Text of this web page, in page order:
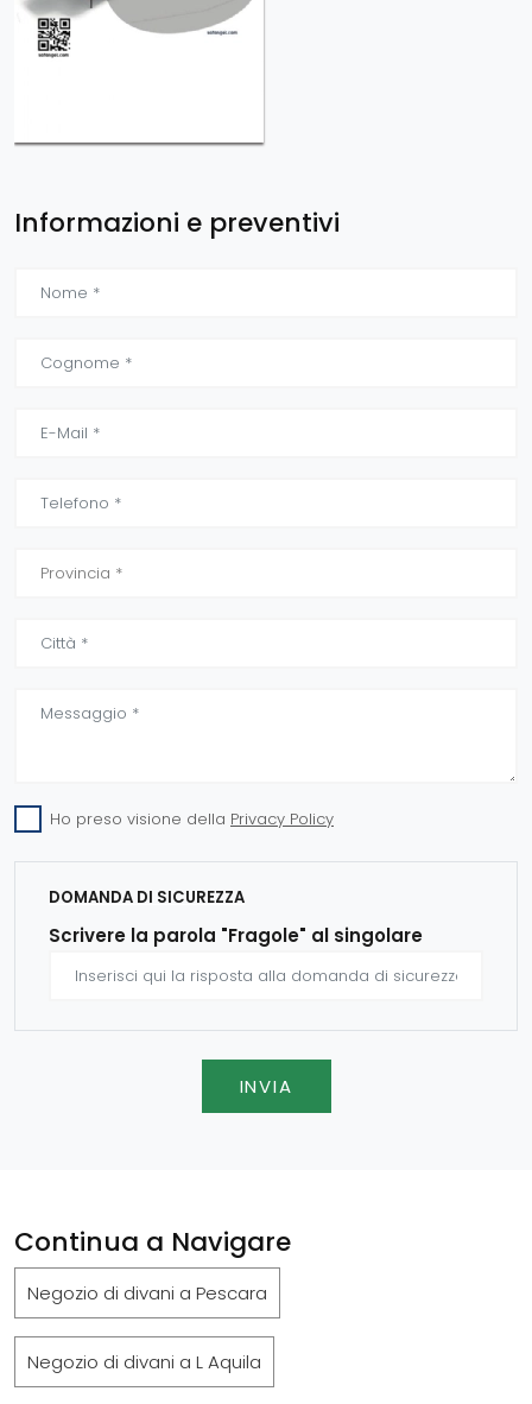
Informazioni e preventivi
Ho preso visione della Privacy Policy
DOMANDA DI SICUREZZA
Scrivere la parola "Fragole" al singolare
INVIA
Continua a Navigare
Negozio di divani a Pescara
Negozio di divani a L Aquila